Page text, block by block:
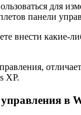
для
панели
внести какие-
XP.
в